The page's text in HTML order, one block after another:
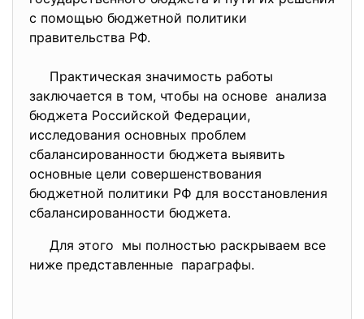
с помощью бюджетной политики
правительства РФ.
Практическая значимость работы
заключается в том, чтобы на основе анализа
бюджета Российской Федерации,
исследования основных проблем
сбалансированности бюджета выявить
основные цели совершенствования
бюджетной политики РФ для восстановления
сбалансированности бюджета.
Для этого мы полностью раскрываем все
ниже представленные параграфы.